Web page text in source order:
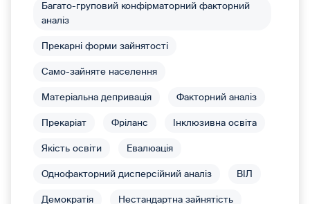
Багато-груповий конфірматорний факторний
аналіз
Прекарні форми зайнятості
Само-зайняте населення
Матеріальна депривація Факторний аналіз
Прекаріат Фріланс Інклюзивна освіта
Якість освіти Евалюація
Однофакторний дисперсійний аналіз ВІЛ
Демократія Нестандартна зайнятість